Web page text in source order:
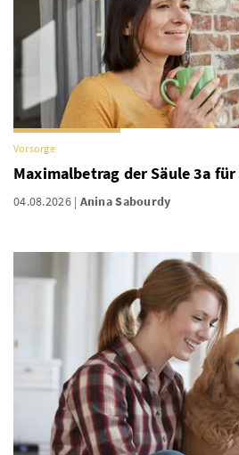
Vorsorge
Maximalbetrag der Säule 3a
04.08.2026 Anina Sabourdy